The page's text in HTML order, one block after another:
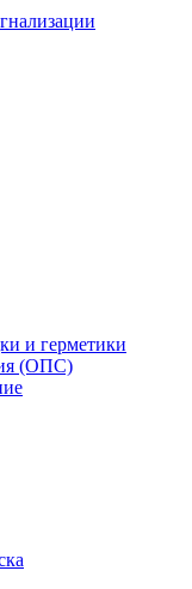
и герметики
(ОПС)